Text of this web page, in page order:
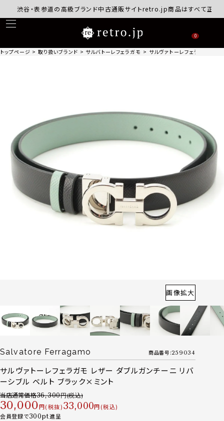
渋谷・表参道の高級ブランド中古通販サイトretro.jp商品はすべて正規品保
0
トップページ 取り扱いブランド サルバトーレフェラガモ サルヴァトーレフェラガモ レ
画像拡大
Salvatore Ferragamo 商品番号 259034
サルヴァトーレフェラガモ レザー ダブルガンチーニ リバ
ーシブル ベルト ブラック×ミント
当店通常価格36,300
30,000 税抜 33,000
税込
会員登録で300 進呈